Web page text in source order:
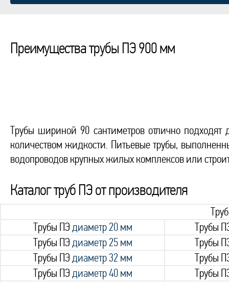
Преимущества трубы ПЭ 900 мм
Трубы шириной 90 сантиметров отлично
количеством жидкости. Питьевые трубы,
водопроводов крупных жилых комплексов или
Каталог труб ПЭ от производителя
Трубы ПЭ диаметр 20 мм
Трубы
Трубы ПЭ диаметр 25 мм
Трубы
Трубы ПЭ диаметр 32 мм
Трубы
Трубы ПЭ диаметр 40 мм
Трубы